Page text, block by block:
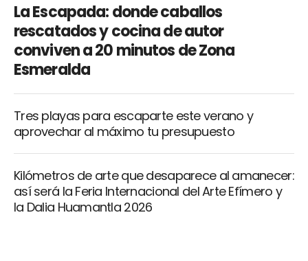
La Escapada: donde caballos
rescatados y cocina de autor
conviven a 20 minutos de Zona
Esmeralda
Tres playas para escaparte este verano y
aprovechar al máximo tu presupuesto
Kilómetros de arte que desaparece al amanecer:
así será la Feria Internacional del Arte Efímero y
la Dalia Huamantla 2026